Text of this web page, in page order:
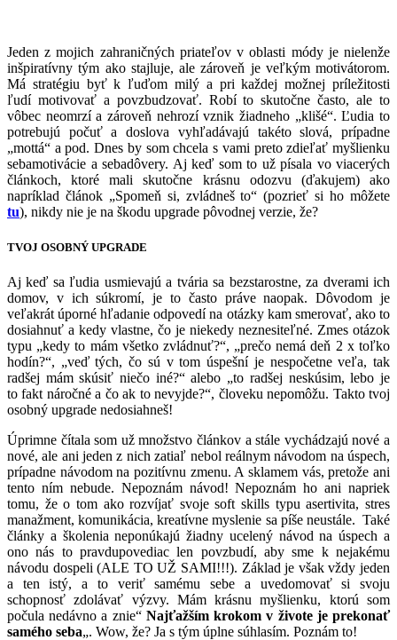
Jeden z mojich zahraničných priateľov v oblasti módy je nielenže
inšpiratívny tým ako stajluje, ale zároveň je veľkým motivátorom.
Má stratégiu byť k ľuďom milý a pri každej možnej príležitosti
ľudí motivovať a povzbudzovať. Robí to skutočne často, ale to
vôbec neomrzí a zároveň nehrozí vznik žiadneho „klišé“. Ľudia to
potrebujú počuť a doslova vyhľadávajú takéto slová, prípadne
„mottá“ a pod. Dnes by som chcela s vami preto zdieľať myšlienku
sebamotivácie a sebadôvery. Aj keď som to už písala vo viacerých
článkoch, ktoré mali skutočne krásnu odozvu (ďakujem) ako
napríklad článok „Spomeň si, zvládneš to“ (pozrieť si ho môžete
tu), nikdy nie je na škodu upgrade pôvodnej verzie, že?
TVOJ OSOBNÝ UPGRADE
Aj keď sa ľudia usmievajú a tvária sa bezstarostne, za dverami ich
domov, v ich súkromí, je to často práve naopak. Dôvodom je
veľakrát úporné hľadanie odpovedí na otázky kam smerovať, ako to
dosiahnuť a kedy vlastne, čo je niekedy neznesiteľné. Zmes otázok
typu „kedy to mám všetko zvládnuť?“, „prečo nemá deň 2 x toľko
hodín?“, „veď tých, čo sú v tom úspešní je nespočetne veľa, tak
radšej mám skúsiť niečo iné?“ alebo „to radšej neskúsim, lebo je
to fakt náročné a čo ak to nevyjde?“, človeku nepomôžu. Takto tvoj
osobný upgrade nedosiahneš!
Úprimne čítala som už množstvo článkov a stále vychádzajú nové a
nové, ale ani jeden z nich zatiaľ nebol reálnym návodom na úspech,
prípadne návodom na pozitívnu zmenu. A sklamem vás, pretože ani
tento ním nebude. Nepoznám návod! Nepoznám ho ani napriek
tomu, že o tom ako rozvíjať svoje soft skills typu asertivita, stres
manažment, komunikácia, kreatívne myslenie sa píše neustále. Také
články a školenia neponúkajú žiadny ucelený návod na úspech a
ono nás to pravdupovediac len povzbudí, aby sme k nejakému
návodu dospeli (ALE TO UŽ SAMI!!!). Základ je však vždy jeden
a ten istý, a to veriť samému sebe a uvedomovať si svoju
schopnosť zdolávať výzvy. Mám krásnu myšlienku, ktorú som
počula nedávno a znie“ Najťažším krokom v živote je prekonať
samého seba„. Wow, že? Ja s tým úplne súhlasím. Poznám to!